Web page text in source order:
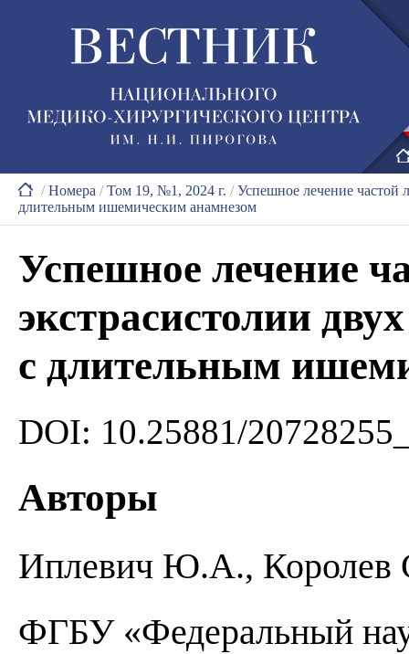
/Номера /Том 19, №1, 2024 г. /Успешное лечение частой
длительным ишемическим анамнезом
Успешное лечение
экстрасистолии
с длительным
DOI: 10.25881/
Авторы
Иплевич Ю.А., Королев
ФГБУ «Федеральный